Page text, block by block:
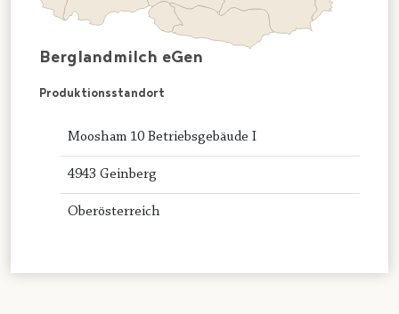
Berglandmilch eGen
Produktionsstandort
Moosham 10 Betriebsgebäude I
4943 Geinberg
Oberösterreich